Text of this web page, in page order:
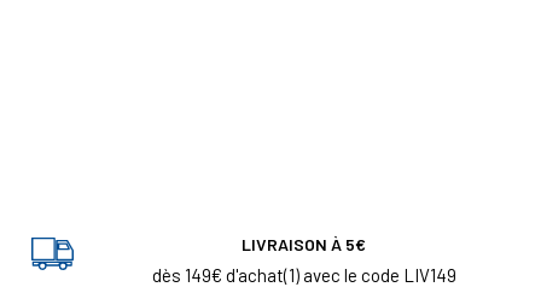
LIVRAISON À 5€
dès 149€ d'achat(1) avec le code LIV149